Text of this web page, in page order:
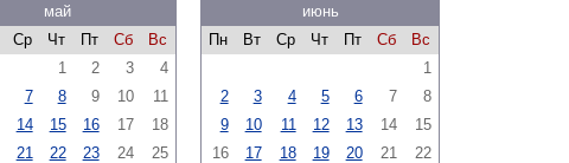
май
Ср Чт Пт Сб
Вс
1
2 3
4
7 8 9 10
11
14 15 16 17
18
21 22 23 24
25
июнь
Пн
Вт Ср Чт Пт Сб
Вс
1
2
3 4 5 6 7
8
9
10 11 12 13 14
15
16
17 18 19 20 21
22